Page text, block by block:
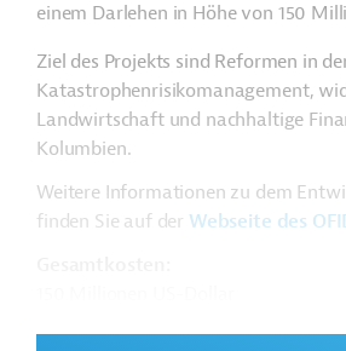
einem Darlehen in Höhe von 150
Ziel des Projekts sind Reformen in
Katastrophenrisikomanagement,
Landwirtschaft und nachhaltige
Kolumbien.
Weitere Informationen zu dem
finden Sie auf der Webseite des
Geberbeitrag: